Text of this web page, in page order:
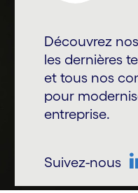
Découvrez
les dernières
et tous nos
pour
entreprise.
Suivez-nous